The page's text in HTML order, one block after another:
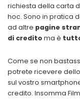
richiesta della carta
hoc. Sono in pratica
ad altre pagine
di creditoma è
Come se non
potrete ricevere dello
sul vostro
credito. Insomma